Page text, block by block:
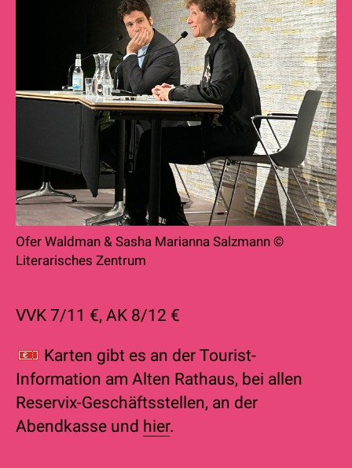
Ofer Waldman & Sasha Marianna Salzmann ©
Literarisches Zentrum
VVK 7/11 €, AK 8/12 €
Karten gibt es an der Tourist-
Information am Alten Rathaus, bei allen
Reservix-Geschäftsstellen, an der
Abendkasse und hier.